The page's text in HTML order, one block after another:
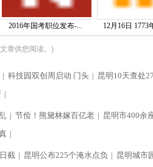
2016年国考职位发布-... 12月16日 1773
章供您阅读。)
| 科技园双创周启动 门头 | 昆明10天查处
|
| 节俭！熊黛林嫁百亿老 | 昆明市400余
|
截 | 昆明公布225个淹水点负 | 昆明城市